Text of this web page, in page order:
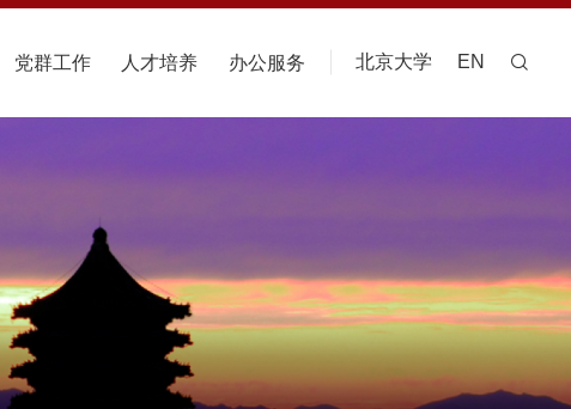
党群工作 人才培养 办公服务 北京大学 EN